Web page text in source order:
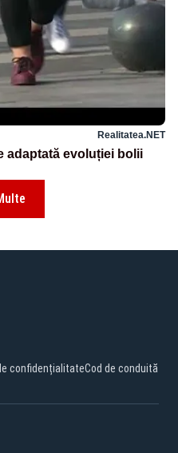
Realitatea.NET
adaptată evoluției bolii
confidențialitateCod de conduită